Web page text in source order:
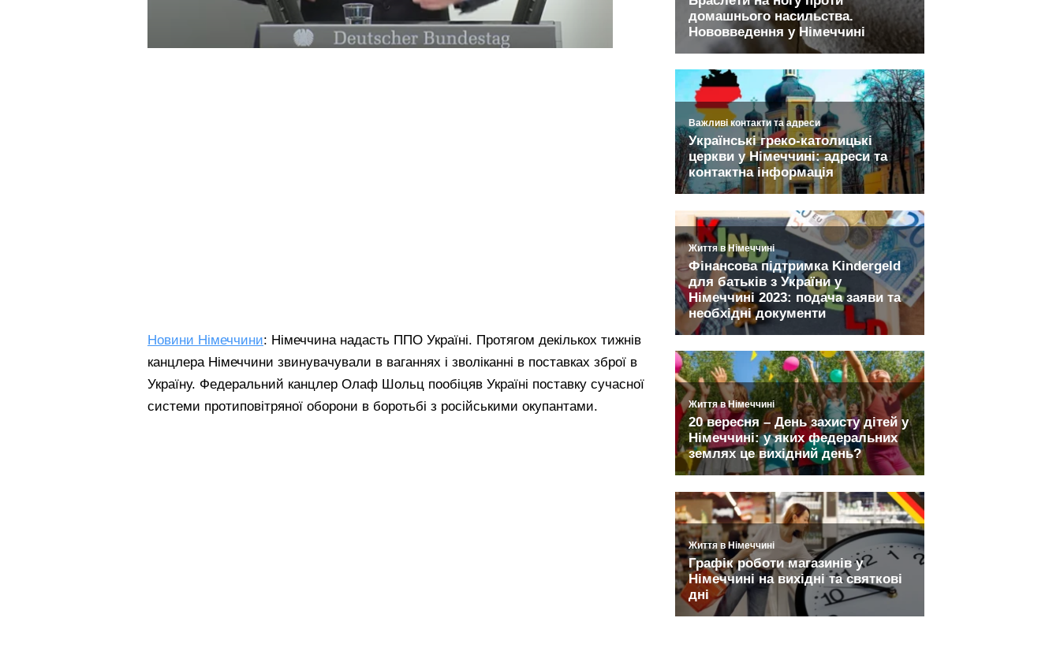
Новини Німеччини: Німеччина надасть ППО Україні. Протягом декількох тижнів
канцлера Німеччини звинувачували в ваганнях і зволіканні в поставках зброї в
Україну. Федеральний канцлер Олаф Шольц пообіцяв Україні поставку сучасної
системи протиповітряної оборони в боротьбі з російськими окупантами.